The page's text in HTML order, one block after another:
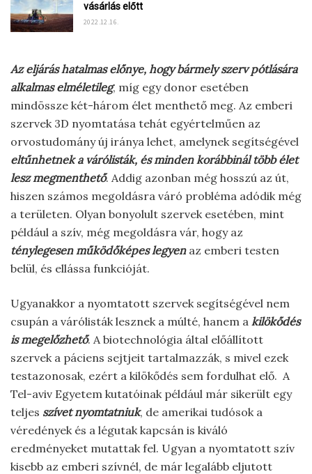
vásárlás előtt
2022.12.16.
Az eljárás hatalmas előnye, hogy bármely szerv pótlására
alkalmas elméletileg, míg egy donor esetében
mindössze két-három élet menthető meg. Az emberi
szervek 3D nyomtatása tehát egyértelműen az
orvostudomány új iránya lehet, amelynek segítségével
eltűnhetnek a várólisták, és minden korábbinál több élet
lesz megmenthető. Addig azonban még hosszú az út,
hiszen számos megoldásra váró probléma adódik még
a területen. Olyan bonyolult szervek esetében, mint
például a szív, még megoldásra vár, hogy az
ténylegesen működőképes legyenaz emberi testen
belül, és ellássa funkcióját.
Ugyanakkor a nyomtatott szervek segítségével nem
csupán a várólisták lesznek a múlté, hanem a kilökődés
is megelőzhető. A biotechnológia által előállított
szervek a páciens sejtjeit tartalmazzák, s mivel ezek
testazonosak, ezért a kilökődés sem fordulhat elő. A
Tel-aviv Egyetem kutatóinak például már sikerült egy
teljes szívet nyomtatniuk, de amerikai tudósok a
véredények és a légutak kapcsán is kiváló
eredményeket mutattak fel. Ugyan a nyomtatott szív
kisebb az emberi szívnél, de már legalább eljutott